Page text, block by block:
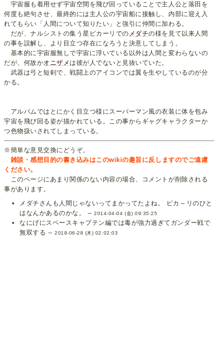
宇宙服も着用せず宇宙空間を飛び回っていることで主人公と落田を
何度も絶句させ、最終的には主人公の宇宙船に接触し、内部に迎え入
れてもらい「人間について知りたい」と強引に仲間に加わる。
だが、ナルシストの集う星ピカーリでの メダチの様を見て以来人間
の事を誤解し、より目立つ存在になろうと決意してしまう。
基本的に宇宙服無しで宇宙に浮いている以外は人間と変わらないの
だが、何故かオニザメ は彼が人でないと見抜いていた。
武器は弓と短剣で、戦闘上のアイコンでは翼を生やしているのが分
かる。
アルバムではとにかく目立つ様にスーパーマン風の衣装に体を包み
宇宙を飛び回る姿が描かれている。この事からギャグキャラクターか
つ色物扱いされてしまっている。
※簡単な意見交換にどうぞ。
雑談・感想目的の書き込みはこのwikiの趣旨に反しますのでご遠慮
ください。
このページにあまり関係のない内容の場合、コメントが削除される
事があります。
メダチさんも人間じゃないってまかってたよね。 ピカ～リのひと
はなんかあるのかな。 --2014-04-04 (金) 09:35:25
なにげにスペースキャプテン編では毒が強力過ぎてガンダー戦で
無双する --2018-06-28 (木) 02:02:03